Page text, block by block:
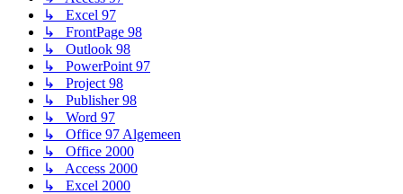
↳ Excel 97
↳ FrontPage 98
↳ Outlook 98
↳ PowerPoint 97
↳ Project 98
↳ Publisher 98
↳ Word 97
↳ Office 97 Algemeen
↳ Office 2000
↳ Access 2000
↳ Excel 2000